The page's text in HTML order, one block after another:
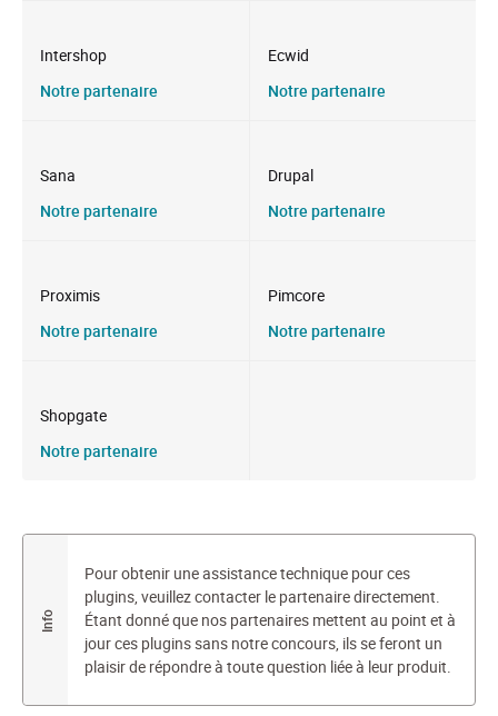
Intershop
Notre partenaire
Ecwid
Notre partenaire
Sana
Notre partenaire
Drupal
Notre partenaire
Proximis
Notre partenaire
Pimcore
Notre partenaire
Shopgate
Notre partenaire
Pour obtenir une assistance technique pour ces
plugins, veuillez contacter le partenaire directement.
Étant donné que nos partenaires mettent au point et à
jour ces plugins sans notre concours, ils se feront un
plaisir de répondre à toute question liée à leur produit.